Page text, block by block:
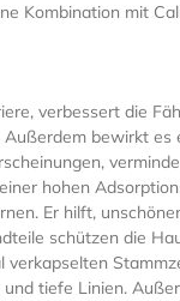
Kombination mit
verbessert die
bewirkt
hohen
Er hilft,
schützen die
verkapselten
tiefe Linien.